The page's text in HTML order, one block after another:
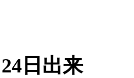
日出来